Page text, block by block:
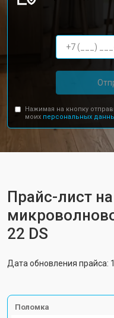
Нажимая на кнопку
моих персональных
Прайс-лист
22 DS
Дата обновления прайса:
Поломка